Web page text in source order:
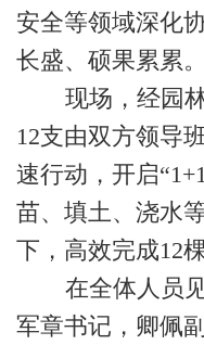
安全等领域深化
长盛、硕果累累。
现场，经园
12支由双方领导
速行动，开启
苗、填土、浇水
下，高效完成12
在全体人员
军章书记，卿佩